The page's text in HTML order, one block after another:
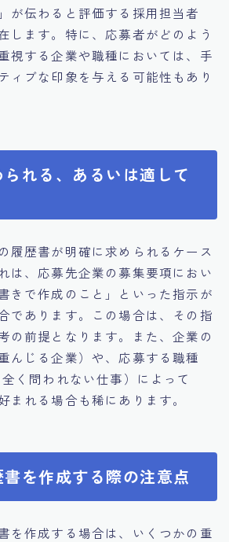
が伝わると評価する採用担当者
します。特に、応募者がどのよう
視する企業や職種においては、手
ィブな印象を与える可能性もあり
れる、あるいは適して
履歴書が明確に求められるケース
は、応募先企業の募集要項におい
きで作成のこと」といった指示が
であります。この場合は、その指
の前提となります。また、企業の
んじる企業）や、応募する職種
全く問われない仕事）によって
まれる場合も稀にあります。
を作成する際の注意点
を作成する場合は、いくつかの重